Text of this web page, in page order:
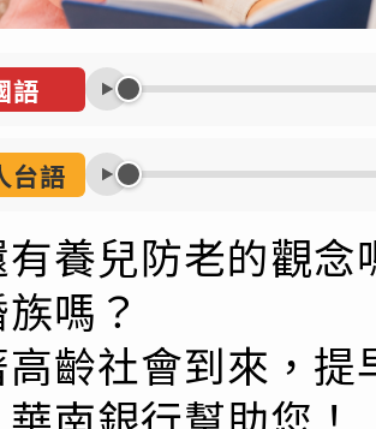
語
台語
養兒防老的觀
嗎？
齡社會到來，